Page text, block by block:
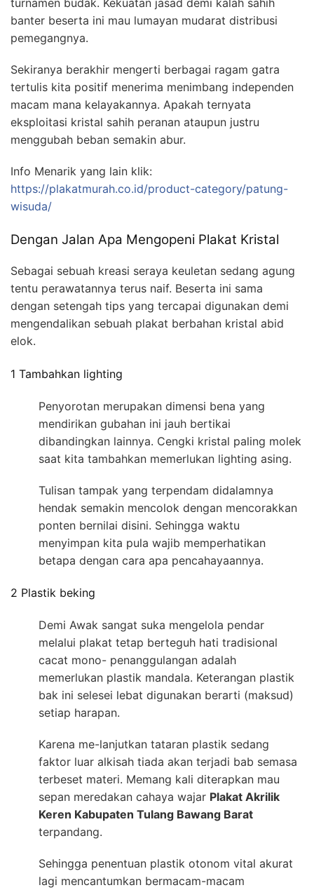
banter beserta ini mau lumayan mudarat distribusi
pemegangnya.
Sekiranya berakhir mengerti berbagai ragam gatra
tertulis kita positif menerima menimbang independen
macam mana kelayakannya. Apakah ternyata
eksploitasi kristal sahih peranan ataupun justru
menggubah beban semakin abur.
Info Menarik yang lain klik:
https://plakatmurah.co.id/product-category/patung-
wisuda/
Dengan Jalan Apa Mengopeni Plakat Kristal
Sebagai sebuah kreasi seraya keuletan sedang agung
tentu perawatannya terus naif. Beserta ini sama
dengan setengah tips yang tercapai digunakan demi
mengendalikan sebuah plakat berbahan kristal abid
elok.
1 Tambahkan lighting
Penyorotan merupakan dimensi bena yang
mendirikan gubahan ini jauh bertikai
dibandingkan lainnya. Cengki kristal paling molek
saat kita tambahkan memerlukan lighting asing.
Tulisan tampak yang terpendam didalamnya
hendak semakin mencolok dengan mencorakkan
ponten bernilai disini. Sehingga waktu
menyimpan kita pula wajib memperhatikan
betapa dengan cara apa pencahayaannya.
2 Plastik beking
Demi Awak sangat suka mengelola pendar
melalui plakat tetap berteguh hati tradisional
cacat mono- penanggulangan adalah
memerlukan plastik mandala. Keterangan plastik
bak ini selesei lebat digunakan berarti (maksud)
setiap harapan.
Karena me-lanjutkan tataran plastik sedang
faktor luar alkisah tiada akan terjadi bab semasa
terbeset materi. Memang kali diterapkan mau
sepan meredakan cahaya wajar Plakat Akrilik
Keren Kabupaten Tulang Bawang Barat
terpandang.
Sehingga penentuan plastik otonom vital akurat
lagi mencantumkan bermacam-macam